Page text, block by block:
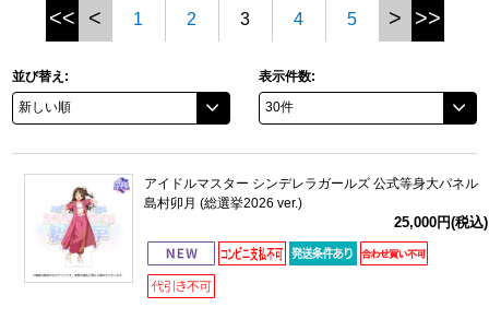
アイドリッシュセブン
モフモフパレード
<< < 1 2 3 4 5 > >>
並び替え: 表示件数:
アイドルマスター シンデレラガールズ 公式等身大パネル
島村卯月 (総選挙2026 ver.)
25,000円(税込)